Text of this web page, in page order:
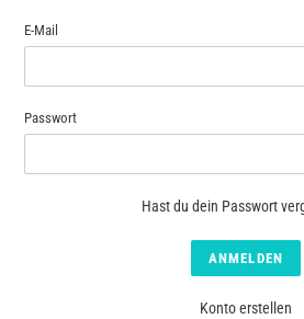
E-Mail
Passwort
Hast du dein Passwort
Konto erstellen